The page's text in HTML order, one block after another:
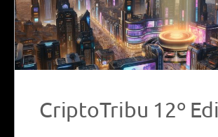
CriptoTribu 12º